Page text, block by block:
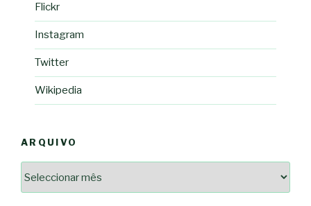
Flickr
Instagram
Twitter
Wikipedia
ARQUIVO